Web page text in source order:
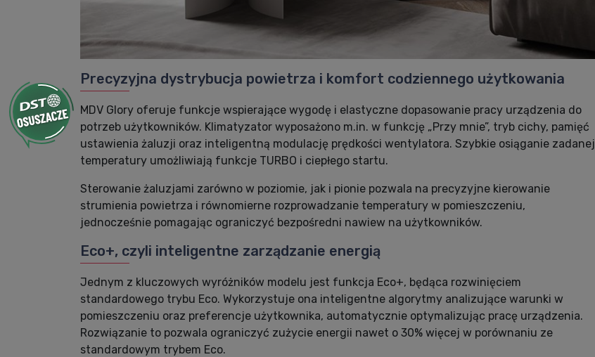
Precyzyjna dystrybucja powietrza i komfort codziennego użytkowania
MDV Glory oferuje funkcje wspierające wygodę i elastyczne dopasowanie pracy urządzenia do
potrzeb użytkowników. Klimatyzator wyposażono m.in. w funkcję „Przy mnie”, tryb cichy, pamięć
ustawienia żaluzji oraz inteligentną modulację prędkości wentylatora. Szybkie osiąganie zadanej
temperatury umożliwiają funkcje TURBO i ciepłego startu.
Sterowanie żaluzjami zarówno w poziomie, jak i pionie pozwala na precyzyjne kierowanie
strumienia powietrza i równomierne rozprowadzanie temperatury w pomieszczeniu,
jednocześnie pomagając ograniczyć bezpośredni nawiew na użytkowników.
Eco+, czyli inteligentne zarządzanie energią
Jednym z kluczowych wyróżników modelu jest funkcja Eco+, będąca rozwinięciem
standardowego trybu Eco. Wykorzystuje ona inteligentne algorytmy analizujące warunki w
pomieszczeniu oraz preferencje użytkownika, automatycznie optymalizując pracę urządzenia.
Rozwiązanie to pozwala ograniczyć zużycie energii nawet o 30% więcej w porównaniu ze
standardowym trybem Eco.